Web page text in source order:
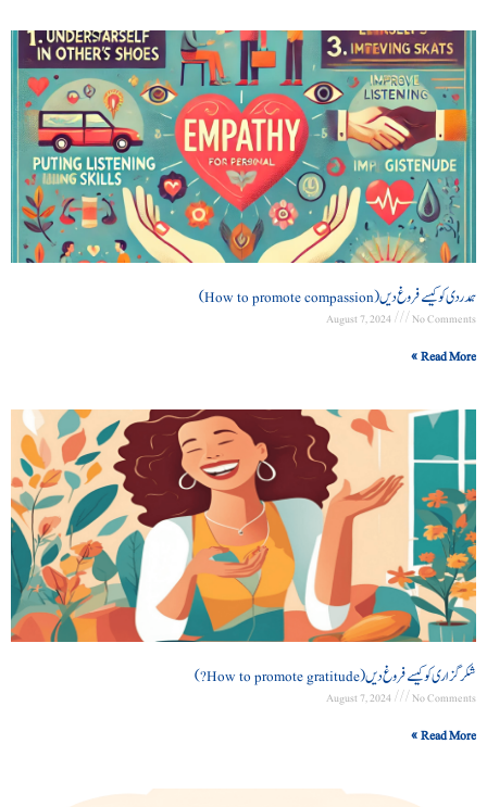
ہمدردی کو کیسے فروغ دیں (How to promote compassion)
August 7, 2024 No Comments
Read More »
شکرگزاری کو کیسے فروغ دیں (How to promote gratitude?)
August 7, 2024 No Comments
Read More »